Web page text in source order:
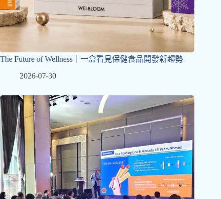
The Future of Wellness｜一盒看見保健食品開發新趨勢
2026-07-30